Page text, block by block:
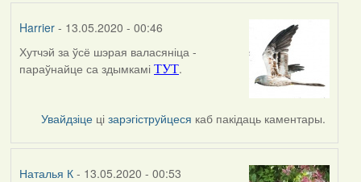
Harrier- 13.05.2020 - 00:46
In
reply
Наталья
К
Хутчэй за ўсё шэрая валасяніца -
параўнайце са здымкамі ТУТ.
Увайдзіце цізарэгіструйцеся каб пакідаць каментары.
Наталья К- 13.05.2020 - 00:53